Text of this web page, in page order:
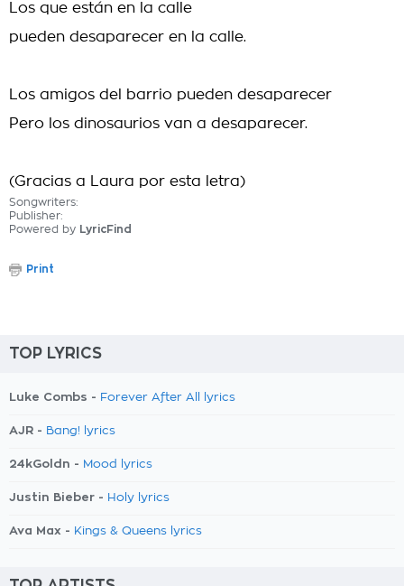
Los que están en la calle
pueden desaparecer en la calle.
Los amigos del barrio pueden desaparecer
Pero los dinosaurios van a desaparecer.
(Gracias a Laura por esta letra)
Songwriters:
Publisher:
Powered by LyricFind
Print
TOP LYRICS
Luke Combs - Forever After All lyrics
AJR - Bang! lyrics
24kGoldn - Mood lyrics
Justin Bieber - Holy lyrics
Ava Max - Kings & Queens lyrics